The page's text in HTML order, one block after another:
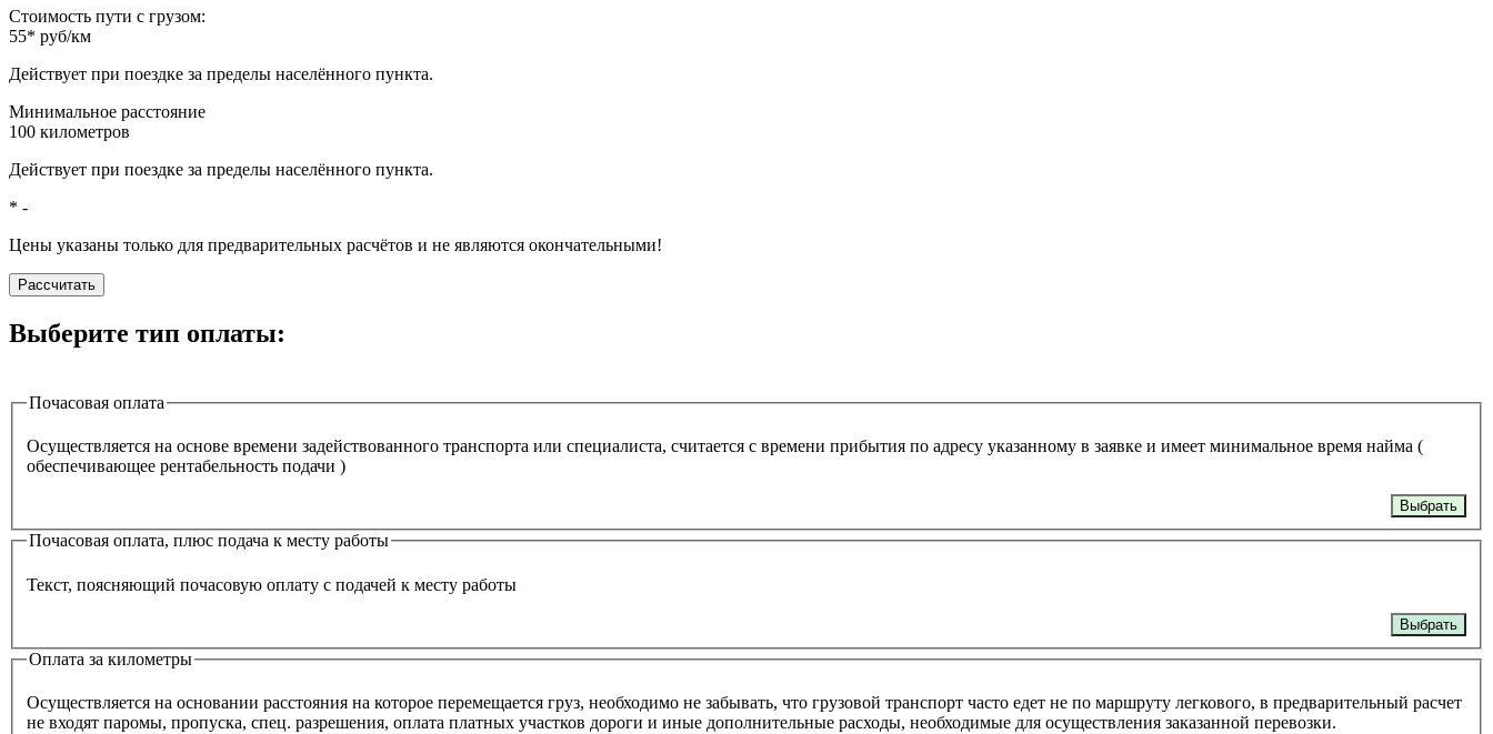
Стоимость пути с грузом:
55* руб/км
Действует при поездке за пределы населённого пункта.
Минимальное расстояние
100 километров
Действует при поездке за пределы населённого пункта.
* -
Цены указаны только для предварительных расчётов и не являются окончательными!
Рассчитать
Выберите тип оплаты:
Почасовая оплата
Осуществляется на основе времени задействованного транспорта или специалиста, считается с времени прибытия по адресу указанному в заявке и имеет минимальное время найма (
обеспечивающее рентабельность подачи )
Выбрать
Почасовая оплата, плюс подача к месту работы
Текст, поясняющий почасовую оплату с подачей к месту работы
Выбрать
Оплата за километры
Осуществляется на основании расстояния на которое перемещается груз, необходимо не забывать, что грузовой транспорт часто едет не по маршруту легкового, в предварительный расчет
не входят паромы, пропуска, спец. разрешения, оплата платных участков дороги и иные дополнительные расходы, необходимые для осуществления заказанной перевозки.